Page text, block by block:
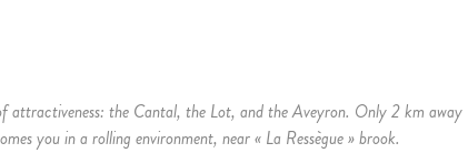
attractiveness: the Cantal, the Lot, and the Aveyron. Only 2 km away
you in a rolling environment, near « La Ressègue » brook.